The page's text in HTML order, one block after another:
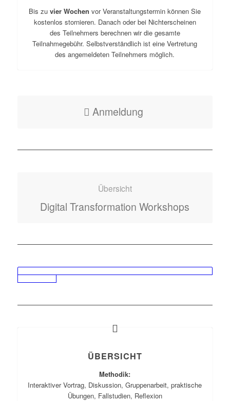
Bis zuvier Wochen vor Veranstaltungstermin können Sie
kostenlos stornieren. Danach oder bei Nichterscheinen
des Teilnehmers berechnen wir die gesamte
Teilnahmegebühr. Selbstverständlich ist eine Vertretung
des angemeldeten Teilnehmers möglich.
Anmeldung
Übersicht
Digital Transformation Workshops
ÜBERSICHT
Methodik:
Interaktiver Vortrag, Diskussion, Gruppenarbeit, praktische
Übungen, Fallstudien, Reflexion